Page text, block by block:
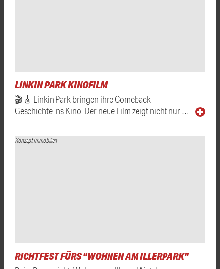
LINKIN PARK KINOFILM
🎬🎸 Linkin Park bringen ihre Comeback-
Geschichte ins Kino! Der neue Film zeigt nicht nur …
Konzept Immobilien
RICHTFEST FÜRS "WOHNEN AM ILLERPARK"